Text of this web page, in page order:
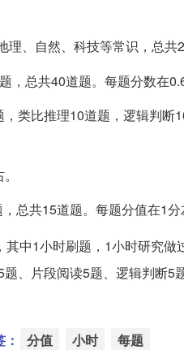
、自然、科技等常识，总共
总共40道题。每题分数在
类比推理10道题，逻辑判断
总共15道题。每题分值在1分
其中1小时刷题，1小时研究做
、片段阅读5题、逻辑判断
分值 小时 每题